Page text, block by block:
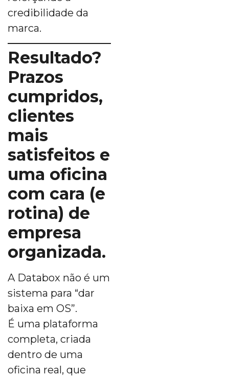
credibilidade da
marca.
Resultado?
Prazos
cumpridos,
clientes
mais
satisfeitos e
uma oficina
com cara (e
rotina) de
empresa
organizada.
A Databox não é um
sistema para “dar
baixa em OS”.
É uma plataforma
completa, criada
dentro de uma
oficina real, que